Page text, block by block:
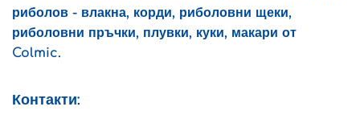
риболов - влакна, корди, риболовни щеки,
риболовни пръчки, плувки, куки, макари от
Colmic.
Контакти: